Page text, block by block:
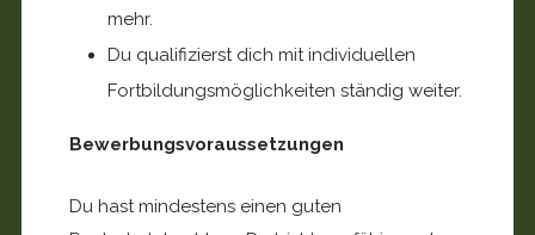
mehr.
Du qualifizierst dich mit individuellen
Fortbildungsmöglichkeiten ständig weiter.
Bewerbungsvoraussetzungen
Du hast mindestens einen guten